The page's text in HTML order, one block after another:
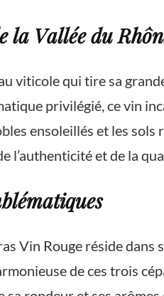
la Vallée du
viticole qui tire sa
privilégié, ce vin
ensoleillés et les
l’authenticité et de la
Vin Rouge réside
de ces trois